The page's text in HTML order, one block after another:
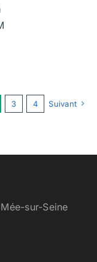
3 4 Suivant
sur-Seine